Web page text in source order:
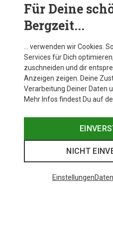
Du sparst 25%
Für Deine
Bergzeit...
… verwenden wir Cookies.
Services für Dich
zuschneiden und dir
Anzeigen zeigen. Deine
Verarbeitung Deiner Daten
Mehr Infos findest Du auf
NICHT
Einstellungen